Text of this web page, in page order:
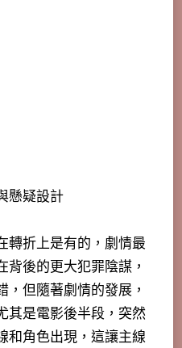
懸疑設計
轉折上是有的，劇情最
背後的更大犯罪陰謀，
但隨著劇情的發展，
其是電影後半段，突然
和角色出現，這讓主線